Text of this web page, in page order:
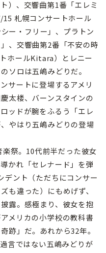
）、交響曲第1番「エレミ
札幌コンサートホール
ー・フリー」、プラトン
、交響曲第2番「不安の時
ホールKitara）とレニー
ソロは五嶋みどりだ。
サートに登場するアメリ
太楼、バーンスタインの
ッドが腕をふるう「エレ
やはり五嶋みどりの登場
祭。10代前半だった彼女
かれ「セレナード」を弾
デント（ただちにコンサー
も違った）にもめげず、
露。感極まり、彼女を抱
メリカの小学校の教科書
跡」だ。あれから32年。
言ではない五嶋みどりが